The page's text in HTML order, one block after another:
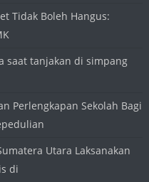
Tidak Boleh Hangus:
saat tanjakan di simpang
Perlengkapan Sekolah Bagi
Utara Laksanakan
di